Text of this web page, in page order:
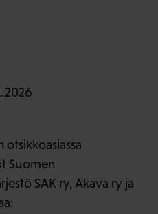
Suomen
SAK ry, Akava ry ja